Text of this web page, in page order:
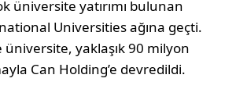
üniversite yatırımı bulunan
Universities ağına geçti.
üniversite, yaklaşık 90 milyon
Can Holding’e devredildi.